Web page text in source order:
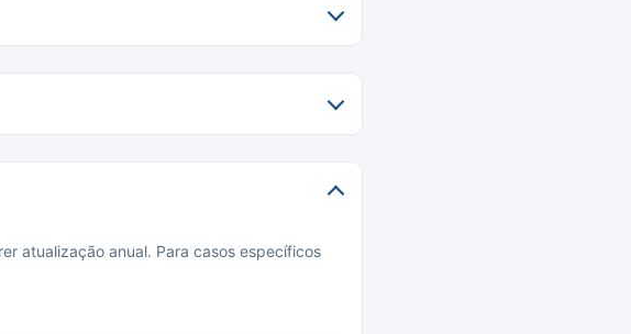
atualização anual. Para casos específicos